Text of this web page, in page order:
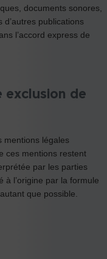
documents sonores,
publications
l’accord express de
exclusion de
mentions légales
ces mentions restent
par les parties
à l’origine par la formule
que possible.